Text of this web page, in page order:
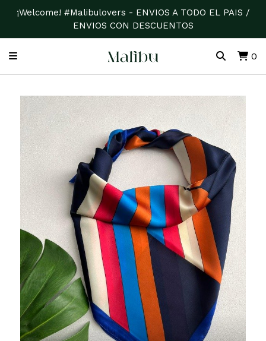
¡Welcome! #Malibulovers - ENVIOS A TODO EL PAIS /
ENVIOS CON DESCUENTOS
0